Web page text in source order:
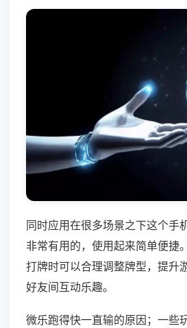
同时应用在很多场景之下这个手
非常有用的，使用起来简单便捷
打牌时可以合理调整牌型，提升
好友间互动乐趣。
微乐跑得快一直输的原因；一些